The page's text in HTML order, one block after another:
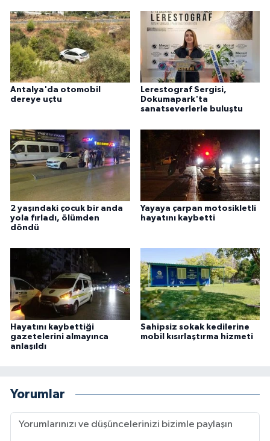
Antalya'da otomobil
dereye uçtu
Lerestograf Sergisi,
Dokumapark'ta
sanatseverlerle buluştu
2 yaşındaki çocuk bir anda
yola fırladı, ölümden
döndü
Yayaya çarpan motosikletli
hayatını kaybetti
Hayatını kaybettiği
gazetelerini almayınca
anlaşıldı
Sahipsiz sokak kedilerine
mobil kısırlaştırma hizmeti
Yorumlar